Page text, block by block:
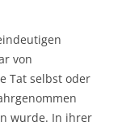
von
Tat selbst oder
wurde. In ihrer